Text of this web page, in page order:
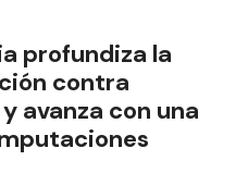
profundiza la
contra
avanza con una